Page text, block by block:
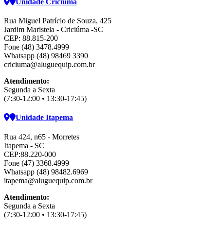
Rua Miguel Patrício de Souza, 425
Jardim Maristela - Criciúma -SC
CEP: 88.815-200
Fone (48) 3478.4999
Whatsapp (48) 98469 3390
criciuma@aluguequip.com.br
Atendimento:
Segunda a Sexta
(7:30-12:00 • 13:30-17:45)
Unidade Itapema
Rua 424, n65 - Morretes
Itapema - SC
CEP:88.220-000
Fone (47) 3368.4999
Whatsapp (48) 98482.6969
itapema@aluguequip.com.br
Atendimento:
Segunda a Sexta
(7:30-12:00 • 13:30-17:45)